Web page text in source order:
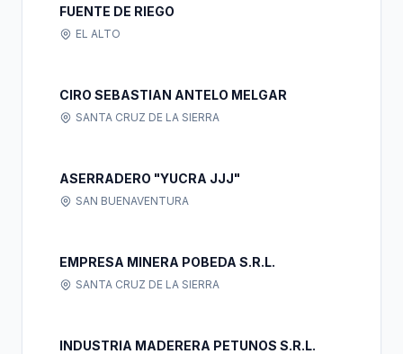
FUENTE DE RIEGO
EL ALTO
CIRO SEBASTIAN ANTELO MELGAR
SANTA CRUZ DE LA SIERRA
ASERRADERO "YUCRA JJJ"
SAN BUENAVENTURA
EMPRESA MINERA POBEDA S.R.L.
SANTA CRUZ DE LA SIERRA
INDUSTRIA MADERERA PETUNOS S.R.L.